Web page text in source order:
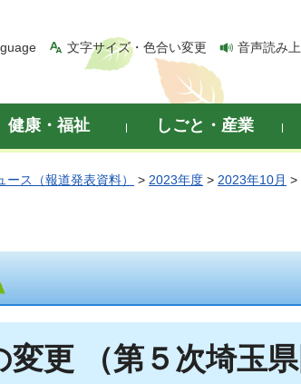
文字サイズ・色合い変更 音声読み
健康・福祉 しごと・産業
ース（報道発表資料） > 2023年度 > 2023年10月 >
変更 （第５次埼玉